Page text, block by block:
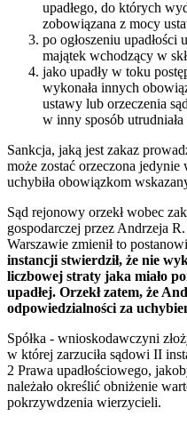
upadłego, do których
zobowiązana z mocy
po ogłoszeniu upadłości
majątek wchodzący w
jako upadły w toku
wykonała innych
ustawy lub orzeczenia
w inny sposób
Sankcja, jaką jest zakaz
może zostać orzeczona
uchybiła obowiązkom
Sąd rejonowy orzekł wobec
gospodarczej przez Andrzeja
Warszawie zmienił to
instancji stwierdził, że nie
liczbowej straty jaka miało
upadłej. Orzekł zatem, że
odpowiedzialności za
Spółka - wnioskodawczyni
w której zarzuciła sądowi II
2 Prawa upadłościowego,
należało określić obniżenie
pokrzywdzenia wierzycieli.